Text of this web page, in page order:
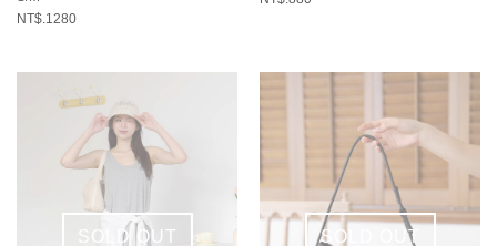
NT$.1280
SOLD OUT SOLD OUT